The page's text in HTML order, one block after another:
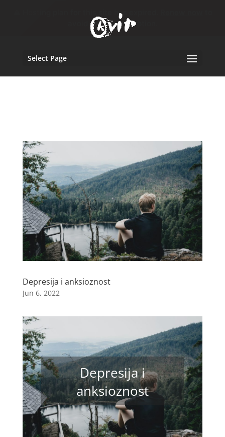
⚠️ Hosting plan for this site has expired.
avoid service disruption.
Select Page
Depresija i anksioznost
Jun 6, 2022
Depresija i
anksioznost